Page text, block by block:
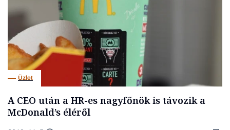
Üzlet
A CEO után a HR-es nagyfőnök is távozik a
McDonald’s éléről